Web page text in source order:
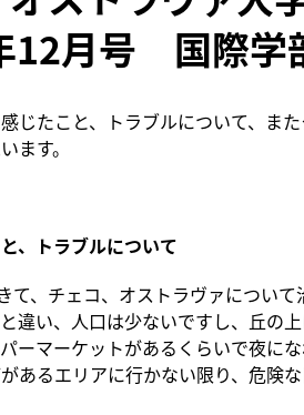
12月号 国際
じたこと、トラブルについて、ま
ます。
、トラブルについて
て、チェコ、オストラヴァについて
違い、人口は少ないですし、丘の
ーマーケットがあるくらいで夜に
あるエリアに行かない限り、危険